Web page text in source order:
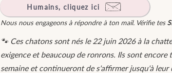
Humains, cliquez ici
Nous nous engageons à répondre à ton mail. Vérifie tes
🐾 Ces chatons sont nés le 22 juin 2026 à la
exigence et beaucoup de ronrons. Ils sont
semaine et continueront de s'affirmer jusqu'à leur